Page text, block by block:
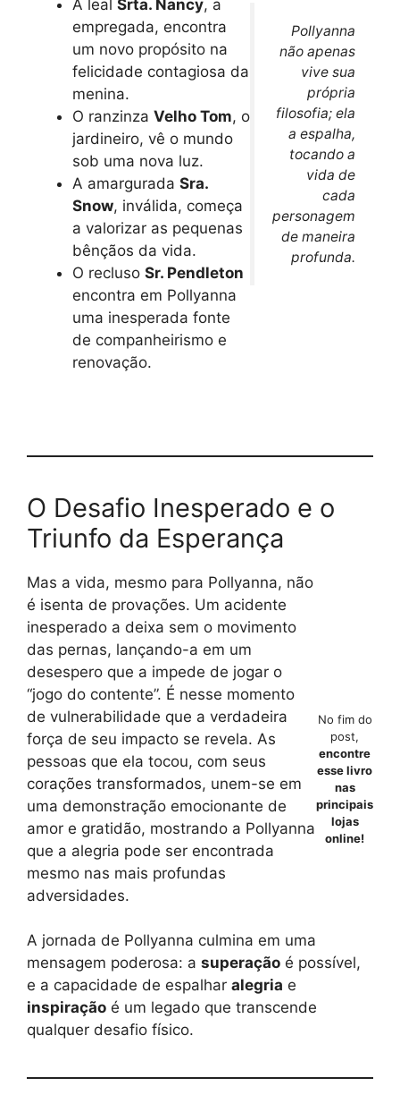
A leal Srta. Nancy, a
empregada, encontra
um novo propósito na
felicidade contagiosa da
menina.
O ranzinza Velho Tom, o
jardineiro, vê o mundo
sob uma nova luz.
A amargurada Sra.
Snow, inválida, começa
a valorizar as pequenas
bênçãos da vida.
O recluso Sr. Pendleton
encontra em Pollyanna
uma inesperada fonte
de companheirismo e
renovação.
Pollyanna
não apenas
vive sua
própria
filosofia; ela
a espalha,
tocando a
vida de
cada
personagem
de maneira
profunda.
O Desafio Inesperado e o
Triunfo da Esperança
Mas a vida, mesmo para Pollyanna, não
é isenta de provações. Um acidente
inesperado a deixa sem o movimento
das pernas, lançando-a em um
desespero que a impede de jogar o
“jogo do contente”. É nesse momento
de vulnerabilidade que a verdadeira
força de seu impacto se revela. As
pessoas que ela tocou, com seus
corações transformados, unem-se em
uma demonstração emocionante de
amor e gratidão, mostrando a Pollyanna
que a alegria pode ser encontrada
mesmo nas mais profundas
adversidades.
No fim do
post,
encontre
esse livro
nas
principais
lojas
online!
A jornada de Pollyanna culmina em uma
mensagem poderosa: a superação é possível,
e a capacidade de espalhar alegria e
inspiração é um legado que transcende
qualquer desafio físico.